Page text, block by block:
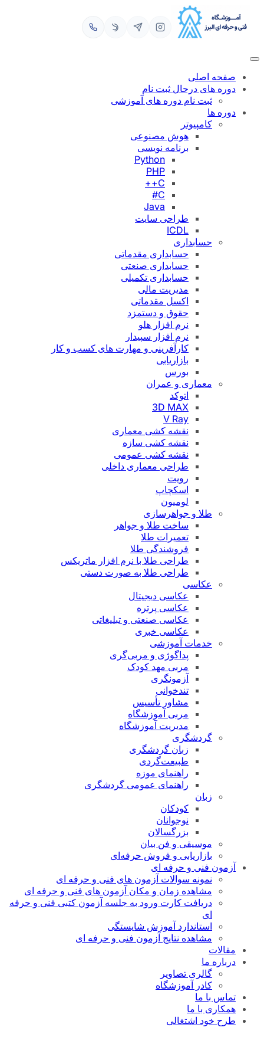
محتوا
صفحه اصلی
دوره های درحال ثبت نام
ثبت نام دوره های آموزشی
دوره ها
کامپیوتر
هوش مصنوعی
برنامه نویسی
Python
PHP
C++
C#
Java
طراحی سایت
ICDL
حسابداری
حسابداری مقدماتی
حسابداری صنعتی
حسابداری تکمیلی
مدیریت مالی
اکسل مقدماتی
حقوق و دستمزد
نرم افزار هلو
نرم افزار سپیدار
کارآفرینی و مهارت های کسب و کار
بازاریابی
بورس
معماری و عمران
اتوکد
3D MAX
V Ray
نقشه کشی معماری
نقشه کشی سازه
نقشه کشی عمومی
طراحی معماری داخلی
رویت
اسکچاپ
لومیون
طلا و جواهرسازی
ساخت طلا و جواهر
تعمیرات طلا
فروشندگی طلا
طراحی طلا با نرم افزار ماتریکس
طراحی طلا به صورت دستی
عکاسی
عکاسی دیجیتال
عکاسی پرتره
عکاسی صنعتی و تبلیغاتی
عکاسی خبری
خدمات آموزشی
پداگوژی و مربی‌گری
مربی مهد کودک
آزمونگری
تندخوانی
مشاور تأسیس
مربی آموزشگاه
مدیریت آموزشگاه
گردشگری
زبان گردشگری
طبیعت‌گردی
راهنمای موزه
راهنمای عمومی گردشگری
زبان
کودکان
نوجوانان
بزرگسالان
موسیقی و فن بیان
بازاریابی و فروش حرفه‌ای
آزمون فنی و حرفه ای
نمونه سوالات آزمون های فنی و حرفه ای
مشاهده زمان و مکان آزمون های فنی و حرفه ای
دریافت کارت ورود به جلسه آزمون کتبی فنی و حرفه
ای
استاندارد آموزش شایستگی
مشاهده نتایج آزمون فنی و حرفه ای
مقالات
درباره ما
گالری تصاویر
کادر آموزشگاه
تماس با ما
همکاری با ما
طرح خود اشتغالی